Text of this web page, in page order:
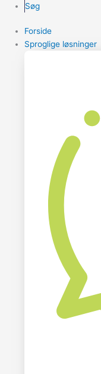
Søg
Forside
Sproglige løsninger